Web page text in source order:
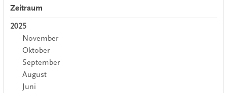
Zeitraum
2025
November
Oktober
September
August
Juni